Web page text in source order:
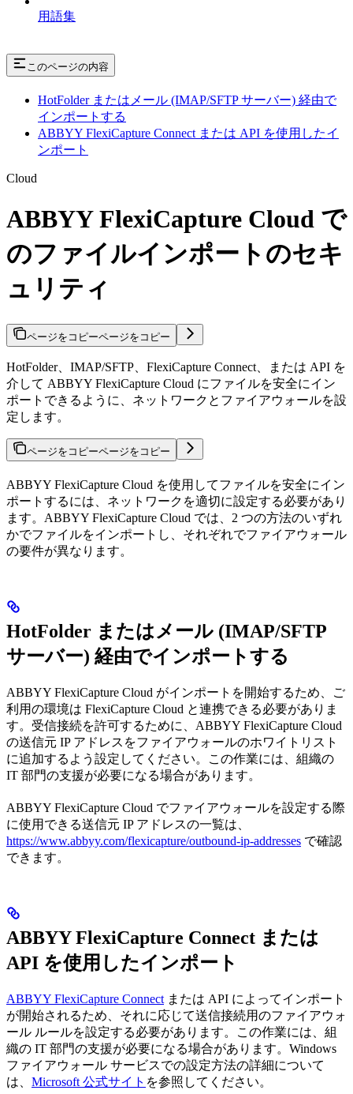
用語集
このページの内容
HotFolder またはメール (IMAP/SFTP サーバー) 経由で
インポートする
ABBYY FlexiCapture Connect または API を使用したイ
ンポート
Cloud
ABBYY FlexiCapture Cloud で
のファイルインポートのセキ
ュリティ
ページをコピーページをコピー
HotFolder、IMAP/SFTP、FlexiCapture Connect、または API を
介して ABBYY FlexiCapture Cloud にファイルを安全にイン
ポートできるように、ネットワークとファイアウォールを設
定します。
ページをコピーページをコピー
ABBYY FlexiCapture Cloud を使用してファイルを安全にイン
ポートするには、ネットワークを適切に設定する必要があり
ます。ABBYY FlexiCapture Cloud では、2 つの方法のいずれ
かでファイルをインポートし、それぞれでファイアウォール
の要件が異なります。
HotFolder またはメール (IMAP/SFTP
サーバー) 経由でインポートする
ABBYY FlexiCapture Cloud がインポートを開始するため、ご
利用の環境は FlexiCapture Cloud と連携できる必要がありま
す。受信接続を許可するために、ABBYY FlexiCapture Cloud
の送信元 IP アドレスをファイアウォールのホワイトリスト
に追加するよう設定してください。この作業には、組織の
IT 部門の支援が必要になる場合があります。
ABBYY FlexiCapture Cloud でファイアウォールを設定する際
に使用できる送信元 IP アドレスの一覧は、
https://www.abbyy.com/flexicapture/outbound-ip-addresses で確認
できます。
ABBYY FlexiCapture Connect または
API を使用したインポート
ABBYY FlexiCapture Connect または API によってインポート
が開始されるため、それに応じて送信接続用のファイアウォ
ール ルールを設定する必要があります。この作業には、組
織の IT 部門の支援が必要になる場合があります。Windows
ファイアウォール サービスでの設定方法の詳細について
は、 Microsoft 公式サイト を参照してください。